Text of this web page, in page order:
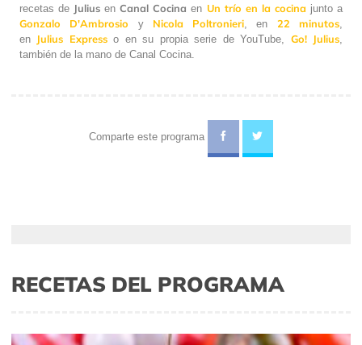
recetas de Julius enCanal Cocina en Un trío en la cocina junto a
Gonzalo D'Ambrosio y Nicola Poltronieri , en 22 minutos
en Julius Expresso en su propia serie de YouTube, Go! Julius
también de la mano de Canal Cocina.
Comparte este programa
RECETAS DEL PROGRAMA